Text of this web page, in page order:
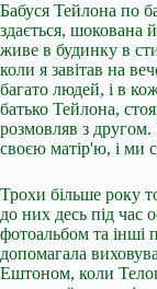
Бабуся Тейлона по
здається, шокована
живе в будинку в
коли я завітав на
багато людей, і в
батько Тейлона,
розмовляв з другом.
своєю матір'ю, і ми
Трохи більше року
до них десь під час
фотоальбом та інші
допомагала
Ештоном, коли Телон